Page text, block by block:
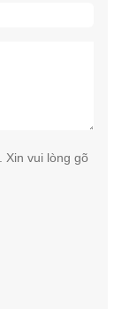
Xin vui lòng gõ